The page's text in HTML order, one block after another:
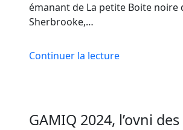
émanant de La petite Boite noire
Sherbrooke,…
Continuer la lecture
GAMIQ 2024, l’ovni